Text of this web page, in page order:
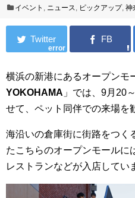
イベント , ニュース, ピックアップ,神
error
横浜の新港にあるオープンモ
YOKOHAMA 」では、9月20
せて、ペット同伴での来場を
海沿いの倉庫街に街路をつく
たこちらのオープンモールに
レストランなどが入店してい